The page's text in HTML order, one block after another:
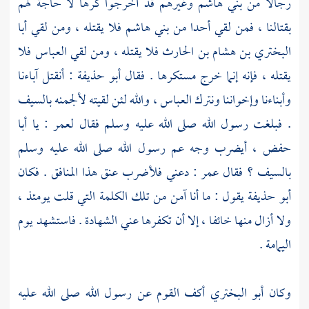
بقتالنا ، فمن لقي أحدا منبني هاشم فلا يقتله ، ومن لقيأبا
البختري بن هشام بن الحارثفلا يقتله ، ومن لقيالعباسفلا
يقتله ، فإنه إنما خرج مستكرها . فقالأبو حذيفة : أنقتل آباءنا
وأبناءنا وإخواننا ونتركالعباس ،والله لئن لقيته لألجمنه بالسيف
. فبلغت رسول الله صلى الله عليه وسلم فقال لعمر : يا أبا
حفض ، أيضرب وجه عم رسول الله صلى الله عليه وسلم
بالسيف ؟ فقالعمر: دعني فلأضرب عنق هذا المنافق . فكان
أبو حذيفةيقول : ما أنا آمن من تلك الكلمة التي قلت يومئذ ،
ولا أزال منها خائفا ، إلا أن تكفرها عني الشهادة . فاستشهد يوم
اليمامة.
وكان أبو البختري أكف القوم عن رسول الله صلى الله عليه